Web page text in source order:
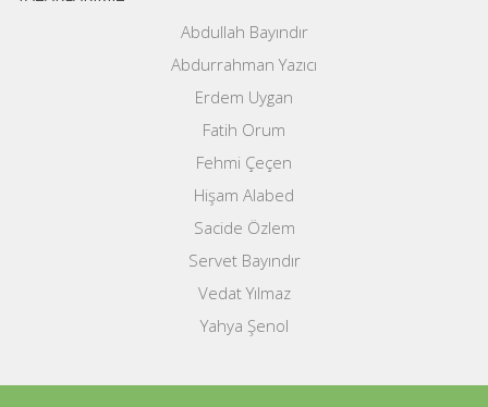
Abdullah Bayındır
Abdurrahman Yazıcı
Erdem Uygan
Fatih Orum
Fehmi Çeçen
Hişam Alabed
Sacide Özlem
Servet Bayındır
Vedat Yılmaz
Yahya Şenol